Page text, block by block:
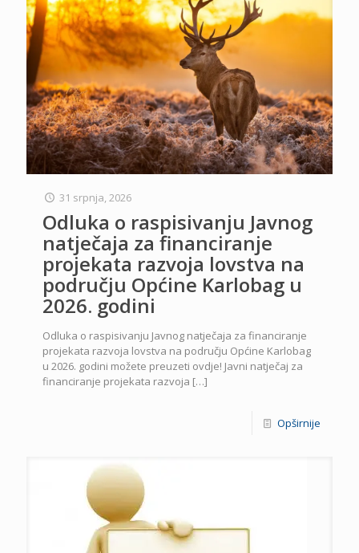
31 srpnja, 2026
Odluka o raspisivanju Javnog
natječaja za financiranje
projekata razvoja lovstva na
području Općine Karlobag u
2026. godini
Odluka o raspisivanju Javnog natječaja za financiranje
projekata razvoja lovstva na području Općine Karlobag
u 2026. godini možete preuzeti ovdje! Javni natječaj za
financiranje projekata razvoja […]
Opširnije